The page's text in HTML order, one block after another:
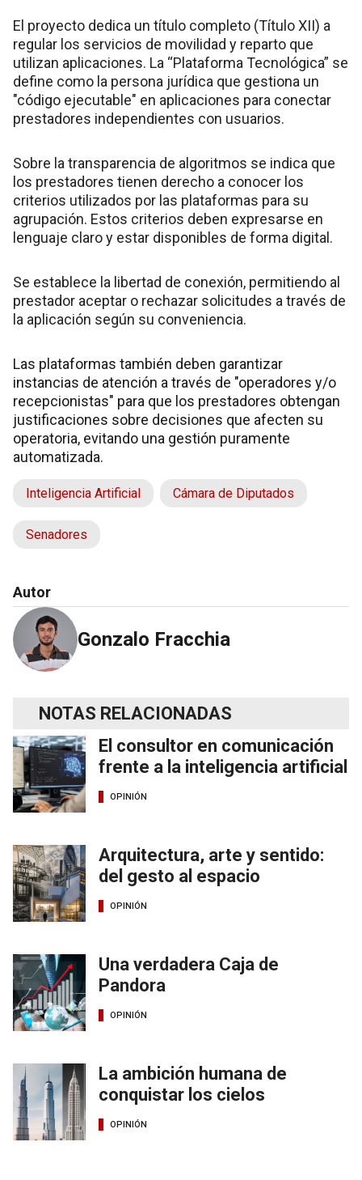
El proyecto dedica un título completo (Título XII) a
regular los servicios de movilidad y reparto que
utilizan aplicaciones. La “Plataforma Tecnológica” se
define como la persona jurídica que gestiona un
"código ejecutable" en aplicaciones para conectar
prestadores independientes con usuarios.
Sobre la transparencia de algoritmos se indica que
los prestadores tienen derecho a conocer los
criterios utilizados por las plataformas para su
agrupación. Estos criterios deben expresarse en
lenguaje claro y estar disponibles de forma digital.
Se establece la libertad de conexión, permitiendo al
prestador aceptar o rechazar solicitudes a través de
la aplicación según su conveniencia.
Las plataformas también deben garantizar
instancias de atención a través de "operadores y/o
recepcionistas" para que los prestadores obtengan
justificaciones sobre decisiones que afecten su
operatoria, evitando una gestión puramente
automatizada.
Inteligencia Artificial Cámara de Diputados
Senadores
Autor
Gonzalo Fracchia
NOTAS RELACIONADAS
El consultor en comunicación
frente a la inteligencia artificial
OPINIÓN
Arquitectura, arte y sentido:
del gesto al espacio
OPINIÓN
Una verdadera Caja de
Pandora
OPINIÓN
La ambición humana de
conquistar los cielos
OPINIÓN